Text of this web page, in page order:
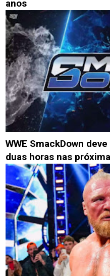
anos
WWE SmackDown
duas horas nas